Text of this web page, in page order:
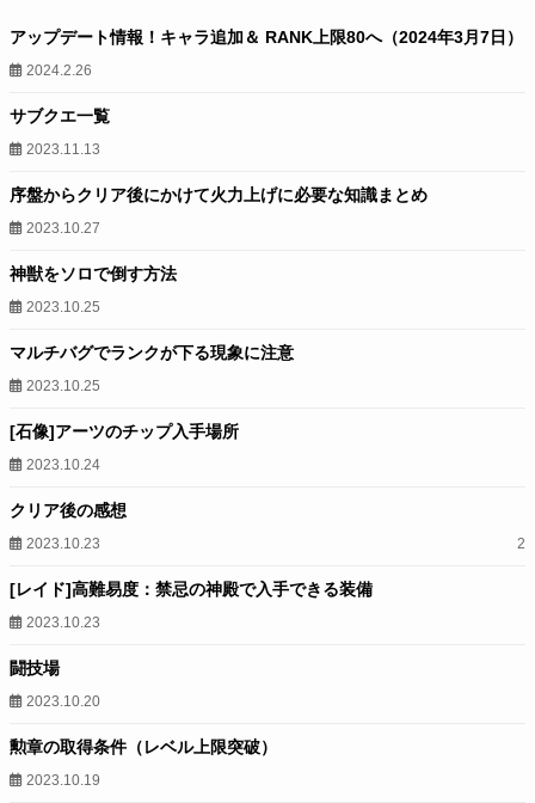
アップデート情報！キャラ追加＆ RANK上限80へ（2024年3月7日）
2024.2.26
サブクエ一覧
2023.11.13
序盤からクリア後にかけて火力上げに必要な知識まとめ
2023.10.27
神獣をソロで倒す方法
2023.10.25
マルチバグでランクが下る現象に注意
2023.10.25
[石像]アーツのチップ入手場所
2023.10.24
クリア後の感想
2023.10.23 2
[レイド]高難易度：禁忌の神殿で入手できる装備
2023.10.23
闘技場
2023.10.20
勲章の取得条件（レベル上限突破）
2023.10.19